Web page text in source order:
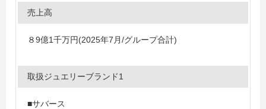
売上高
８9億1千万円(2025年7月/グループ合計)
取扱ジュエリーブランド1
■サバース